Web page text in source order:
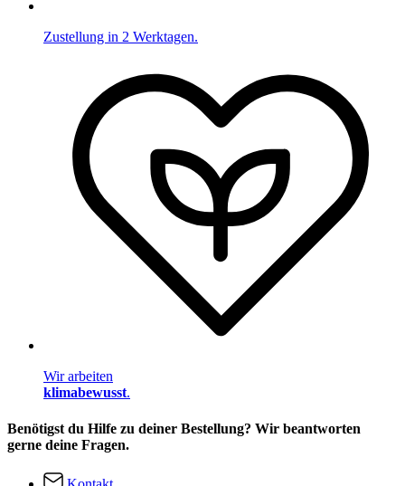
Zustellung in 2 Werktagen.
Wir arbeiten
klimabewusst.
Benötigst du Hilfe zu deiner Bestellung? Wir beantworten
gerne deine Fragen.